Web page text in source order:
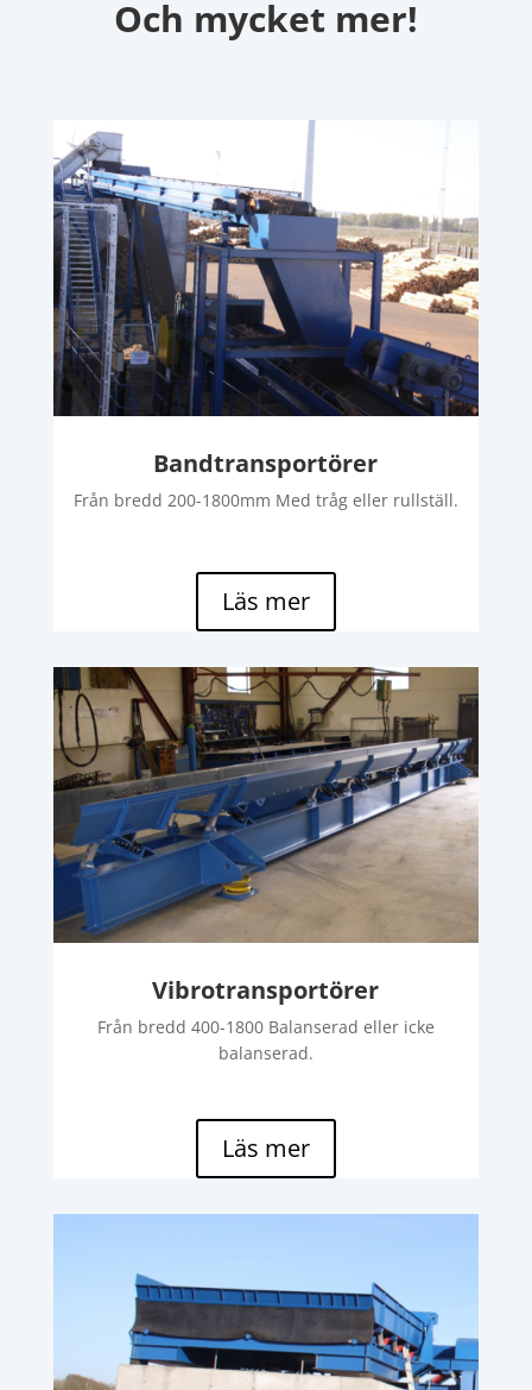
Och mycket mer!
Bandtransportörer
Från bredd 200-1800mm Med tråg eller rullställ.
Läs mer
Vibrotransportörer
Från bredd 400-1800 Balanserad eller icke
balanserad.
Läs mer